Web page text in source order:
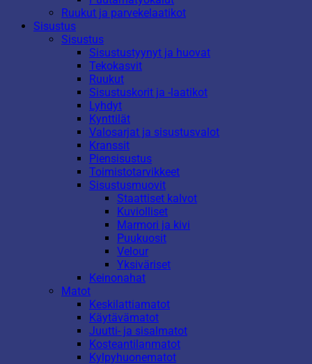
Ruukut ja parvekelaatikot
Sisustus
Sisustus
Sisustustyynyt ja huovat
Tekokasvit
Ruukut
Sisustuskorit ja -laatikot
Lyhdyt
Kynttilät
Valosarjat ja sisustusvalot
Kranssit
Piensisustus
Toimistotarvikkeet
Sisustusmuovit
Staattiset kalvot
Kuviolliset
Marmori ja kivi
Puukuosit
Velour
Yksiväriset
Keinonahat
Matot
Keskilattiamatot
Käytävämatot
Juutti- ja sisalmatot
Kosteantilanmatot
Kylpyhuonematot